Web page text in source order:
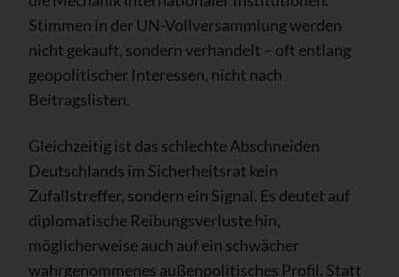
Stimmen in der UN-Vollversammlung werden
nicht gekauft, sondern verhandelt – oft entlang
geopolitischer Interessen, nicht nach
Beitragslisten.
Gleichzeitig ist das schlechte Abschneiden
Deutschlands im Sicherheitsrat kein
Zufallstreffer, sondern ein Signal. Es deutet auf
diplomatische Reibungsverluste hin,
möglicherweise auch auf ein schwächer
wahrgenommenes außenpolitisches Profil. Statt